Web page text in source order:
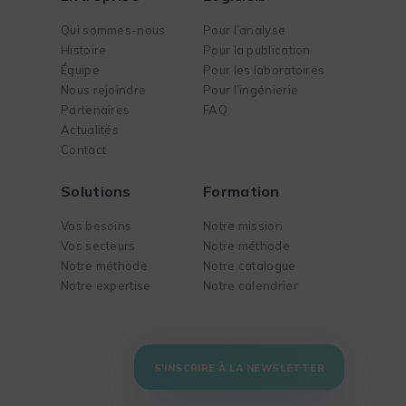
Qui sommes-nous
Histoire
Équipe
Nous rejoindre
Partenaires
Actualités
Contact
Pour l’analyse
Pour la publication
Pour les laboratoires
Pour l’ingénierie
FAQ
Solutions
Vos besoins
Vos secteurs
Notre méthode
Notre expertise
Formation
Notre mission
Notre méthode
Notre catalogue
Notre calendrier
S'INSCRIRE À LA NEWSLETTER